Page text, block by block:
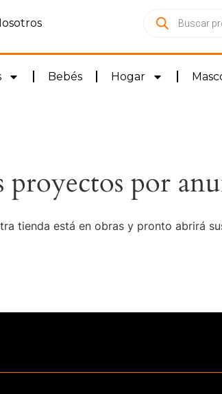
Bebés Hogar
proyectos por
tienda está en obras y pronto abrirá